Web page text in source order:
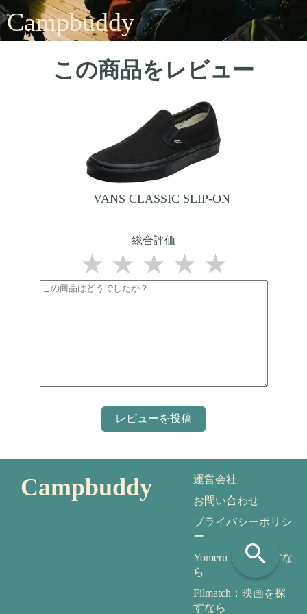
Campbuddy
この商品をレビュー
VANS CLASSIC SLIP-ON
総合評価
★
★
★
★
★
search
Campbuddy
運営会社
お問い合わせ
プライバシーポリシ
ー
Yomeru：本を探すな
ら
Filmatch：映画を探
すなら